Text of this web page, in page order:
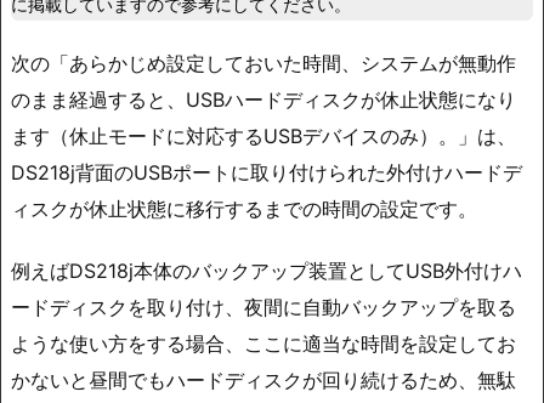
次の「あらかじめ設定しておいた時間、システムが無動作
のまま経過すると、USBハードディスクが休止状態になり
ます（休止モードに対応するUSBデバイスのみ）。」は、
DS218j背面のUSBポートに取り付けられた外付けハードデ
ィスクが休止状態に移行するまでの時間の設定です。
例えばDS218j本体のバックアップ装置としてUSB外付けハ
ードディスクを取り付け、夜間に自動バックアップを取る
ような使い方をする場合、ここに適当な時間を設定してお
かないと昼間でもハードディスクが回り続けるため、無駄